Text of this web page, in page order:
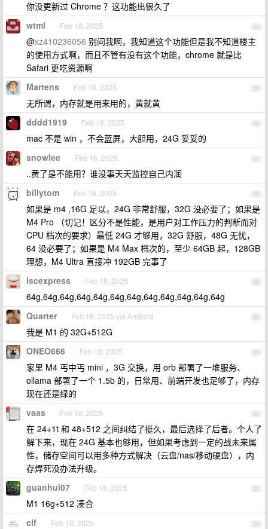
你没更新过 Chrome ？这功能出很久了
24
wtml Feb 18, 2025
@xz410236056 别问我啊，我知道这个功能但是我不知道楼主
的使用方式啊，而且不管有没有这个功能，chrome 就是比
Safari 更吃资源啊
25
Martens Feb 18, 2025
无所谓，内存就是用来用的，黄就黄
26
dddd1919 Feb 18, 2025
mac 不是 win ，不会蓝屏，大胆用，24G 妥妥的
27
snowlee Feb 18, 2025
..黄了是不能用？谁没事天天监控自己内润
28
billytom Feb 18, 2025
如果是 m4 ,16G 足以，24G 非常舒服，32G 没必要了；如果是
M4 Pro （切记！区分不是性能，是用户对工作压力的判断而对
CPU 档次的要求）最低 24G 才够用，32G 舒服，48G 无忧，
64 没必要了；如果是 M4 Max 档次的，至少 64GB 起，128GB
理想，M4 Ultra 直接冲 192GB 完事了
29
lscexpress Feb 18, 2025
64g,64g,64g,64g,64g,64g,64g,64g,64g,64g,64g,64g
30
Quarter Feb 18, 2025 via Android
我是 M1 的 32G+512G
31
ONEO666 Feb 18, 2025
家里 M4 丐中丐 mini ，3G 交换，用 orb 部署了一堆服务、
ollama 部署了一个 1.5b 的，日常用、前端开发也足够了，内存
现在还是绿的
32
vaas Feb 18, 2025
在 24+1t 和 48+512 之间纠结了挺久，最后选择了后者。个人了
解下来，现在 24G 基本也够用，但如果考虑到一定的战未来属
性，储存空间可以用多种方式解决（云盘/nas/移动硬盘），内
存焊死没办法升级。
33
guanhui07 Feb 18, 2025
M1 16g+512 凑合
34
clf Feb 18, 2025